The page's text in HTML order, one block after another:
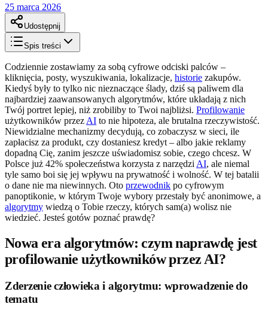
25 marca 2026
Udostępnij
Spis treści
Codziennie zostawiamy za sobą cyfrowe odciski palców –
kliknięcia, posty, wyszukiwania, lokalizacje, historie zakupów.
Kiedyś były to tylko nic nieznaczące ślady, dziś są paliwem dla
najbardziej zaawansowanych algorytmów, które układają z nich
Twój portret lepiej, niż zrobiliby to Twoi najbliżsi. Profilowanie
użytkowników przez AI to nie hipoteza, ale brutalna rzeczywistość.
Niewidzialne mechanizmy decydują, co zobaczysz w sieci, ile
zapłacisz za produkt, czy dostaniesz kredyt – albo jakie reklamy
dopadną Cię, zanim jeszcze uświadomisz sobie, czego chcesz. W
Polsce już 42% społeczeństwa korzysta z narzędzi AI, ale niemal
tyle samo boi się jej wpływu na prywatność i wolność. W tej batalii
o dane nie ma niewinnych. Oto przewodnik po cyfrowym
panoptikonie, w którym Twoje wybory przestały być anonimowe, a
algorytmy wiedzą o Tobie rzeczy, których sam(a) wolisz nie
wiedzieć. Jesteś gotów poznać prawdę?
Nowa era algorytmów: czym naprawdę jest
profilowanie użytkowników przez AI?
Zderzenie człowieka i algorytmu: wprowadzenie do
tematu